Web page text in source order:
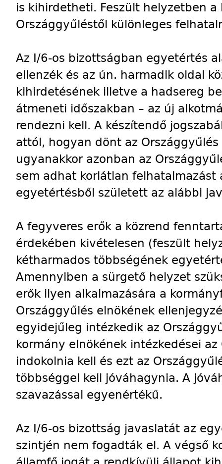
is kihirdetheti. Feszült helyzetben a
Országgyűléstől különleges
Az I/6-os bizottságban egyetértés
ellenzék és az ún. harmadik oldal
kihirdetésének illetve a hadsereg
átmeneti időszakban – az új
rendezni kell. A készítendő
attól, hogyan dönt az
ugyanakkor azonban az
sem adhat korlátlan felhatalmazást
egyetértésből született az alábbi
A fegyveres erők a közrend
érdekében kivételesen (feszült
kétharmados többségének
Amennyiben a sürgető helyzet
erők ilyen alkalmazására a
Országgyűlés elnökének
egyidejűleg intézkedik az
kormány elnökének intézkedései
indokolnia kell és ezt az
többséggel kell jóváhagynia. A
szavazással egyenértékű.
Az I/6-os bizottság javaslatát az
szintjén nem fogadták el. A végső